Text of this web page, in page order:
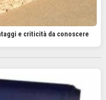
e criticità da conoscere